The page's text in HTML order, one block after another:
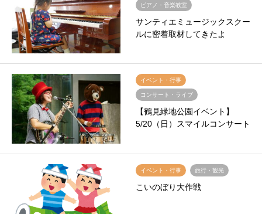
ピアノ・音楽教室
サンティエミュージックスクー
ルに密着取材してきたよ
イベント・行事
コンサート・ライブ
【鶴見緑地公園イベント】
5/20（日）スマイルコンサート
イベント・行事 旅行・観光
こいのぼり大作戦